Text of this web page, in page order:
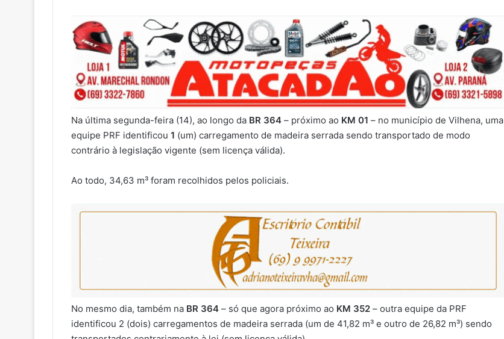
Na última segunda-feira (14), ao longo da BR 364 – próximo ao KM 01 – no município de Vilhena, uma
equipe PRF identificou 1 (um) carregamento de madeira serrada sendo transportado de modo
contrário à legislação vigente (sem licença válida).
Ao todo, 34,63 m³ foram recolhidos pelos policiais.
No mesmo dia, também na BR 364 – só que agora próximo ao KM 352 – outra equipe da PRF
identificou 2 (dois) carregamentos de madeira serrada (um de 41,82 m³ e outro de 26,82 m³) sendo